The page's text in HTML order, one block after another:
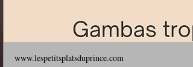
www.lespetitsplatsduprince.com